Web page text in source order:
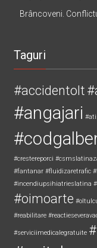
Brâncoveni.
Taguri
#accidentolt
#angajari
#crestereporci
#fantanar #fluidizaretrafic
#incendiupsihiatrieslatina
#oimoarte
#reabilitare
#serviciimedicalegratuite